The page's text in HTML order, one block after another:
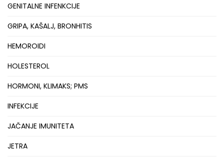
GENITALNE INFENKCIJE
GRIPA, KAŠALJ, BRONHITIS
HEMOROIDI
HOLESTEROL
HORMONI, KLIMAKS; PMS
INFEKCIJE
JAČANJE IMUNITETA
JETRA